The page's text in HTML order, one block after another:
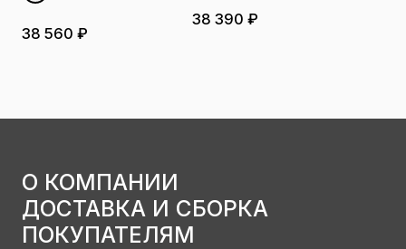
38 560 ₽
38 390 ₽
О КОМПАНИИ
ДОСТАВКА И СБОРКА
ПОКУПАТЕЛЯМ